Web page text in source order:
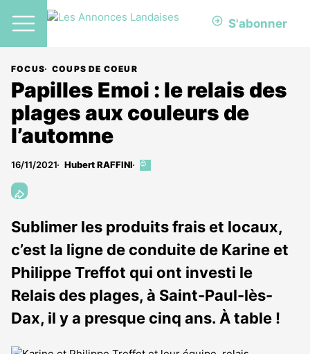
S'abonner
FOCUS COUPS DE COEUR
Papilles Emoi : le relais des
plages aux couleurs de
l’automne
16/11/2021 Hubert RAFFINI
Cet
aux
abonnés
Sublimer les produits frais et locaux,
c’est la ligne de conduite de Karine et
Philippe Treffot qui ont investi le
Relais des plages, à Saint-Paul-lès-
Dax, il y a presque cinq ans. À table !